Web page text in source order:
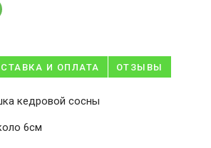
И ОПЛАТА ОТЗЫВЫ
кедровой сосны
6см